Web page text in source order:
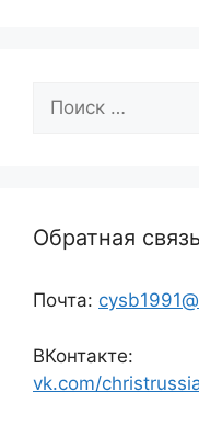
Поиск:
Обратная связь
Почта:
ВКонтакте:
vk.com/